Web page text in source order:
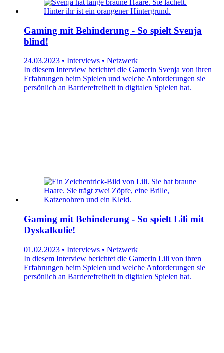
Gaming mit Behinderung - So spielt Svenja
blind!
24.03.2023 • Interviews • Netzwerk
In diesem Interview berichtet die Gamerin Svenja von ihren
Erfahrungen beim Spielen und welche Anforderungen sie
persönlich an Barrierefreiheit in digitalen Spielen hat.
Gaming mit Behinderung - So spielt Lili mit
Dyskalkulie!
01.02.2023 • Interviews • Netzwerk
In diesem Interview berichtet die Gamerin Lili von ihren
Erfahrungen beim Spielen und welche Anforderungen sie
persönlich an Barrierefreiheit in digitalen Spielen hat.